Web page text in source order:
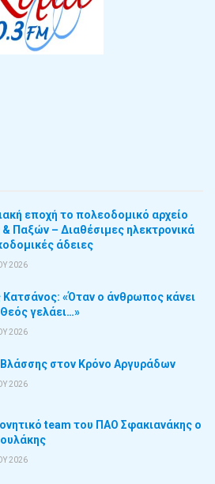
εποχή το πολεοδομικό αρχείο
& Παξών – Διαθέσιμες ηλεκτρονικά
άδειες
2026
«Όταν ο άνθρωπος κάνει
γελάει…»
2026
Βλάσσης στον Κρόνο Αργυράδων
2026
team του ΠΑΟ Σφακιανάκης ο
2026